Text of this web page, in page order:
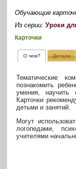
Обучающие
Из серии:Уроки
Карточки
О чем? Детали
Тематические
познакомить
умения, научить
Карточки
детьми и занятий.
Могут
логопедами,
учителями